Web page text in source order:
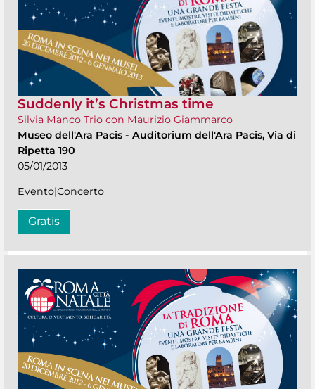
Suddenly it’s Christmas time
Silvia Manco Trio con Maurizio Giammarco
Museo dell'Ara Pacis - Auditorium dell'Ara Pacis, Via di
Ripetta 190
05/01/2013
Evento|Concerto
Gratis